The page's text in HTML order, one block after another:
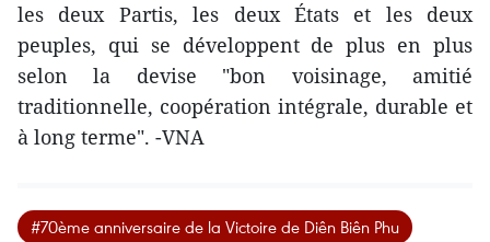
les deux Partis, les deux États et les deux
peuples, qui se développent de plus en plus
selon la devise "bon voisinage, amitié
traditionnelle, coopération intégrale, durable et
à long terme". -VNA
#70ème anniversaire de la Victoire de Diên Biên Phu